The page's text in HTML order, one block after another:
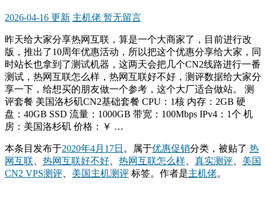
2026-04-16 更新 主机佬 暂无留言
昨天给大家分享热网互联，算是一个大商家了，目前进行改
版，推出了10周年优惠活动，所以把这个优惠分享给大家，同
时站长也拿到了测试机器，这两天会把几个CN2线路进行一番
测试，热网互联怎么样，热网互联好不好，测评数据给大家分
享一下，给想买的朋友做一个参考，这个大厂适合做站。 测
评套餐 美国洛杉矶CN2基础套餐 CPU：1核 内存：2GB 硬
盘：40GB SSD 流量：1000GB 带宽：100Mbps IPv4：1个 机
房：美国洛杉矶 价格：￥ …
本条目发布于2020年4月17日 。属于优惠促销分类，被贴了 热
网互联、 热网互联好不好、 热网互联怎么样、 真实测评、 美国
CN2 VPS测评、 美国主机测评 标签。 作者是主机佬。